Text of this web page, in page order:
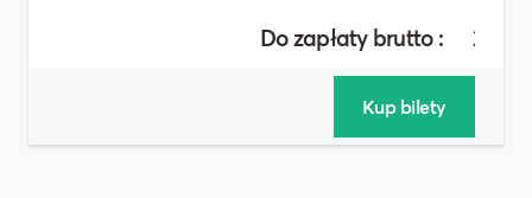
Do zapłaty brutto : 26,00